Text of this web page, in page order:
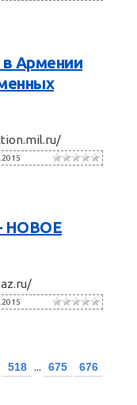
в Армении
НОВОЕ
518 ... 675
676